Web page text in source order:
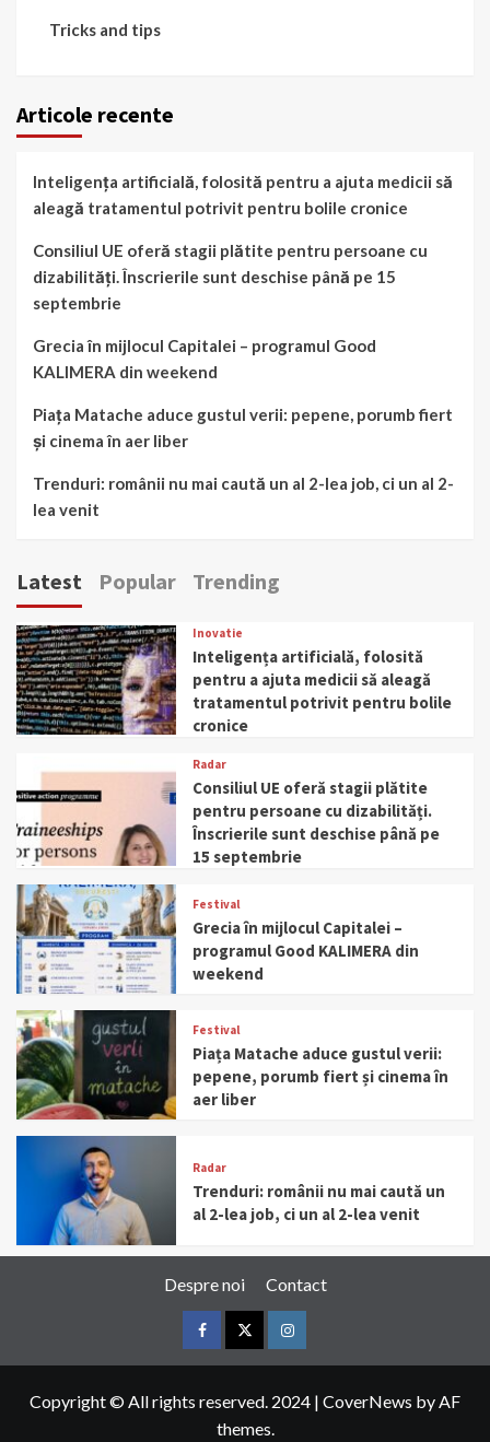
Tricks and tips
Articole recente
Inteligența artificială, folosită pentru a ajuta medicii să
aleagă tratamentul potrivit pentru bolile cronice
Consiliul UE oferă stagii plătite pentru persoane cu
dizabilități. Înscrierile sunt deschise până pe 15
septembrie
Grecia în mijlocul Capitalei – programul Good
KALIMERA din weekend
Piața Matache aduce gustul verii: pepene, porumb fiert
și cinema în aer liber
Trenduri: românii nu mai caută un al 2-lea job, ci un al 2-
lea venit
Latest Popular Trending
Inovatie
Inteligența artificială, folosită
pentru a ajuta medicii să aleagă
tratamentul potrivit pentru bolile
cronice
Radar
Consiliul UE oferă stagii plătite
pentru persoane cu dizabilități.
Înscrierile sunt deschise până pe
15 septembrie
Festival
Grecia în mijlocul Capitalei –
programul Good KALIMERA din
weekend
Festival
Piața Matache aduce gustul verii:
pepene, porumb fiert și cinema în
aer liber
Radar
Trenduri: românii nu mai caută un
al 2-lea job, ci un al 2-lea venit
Despre noi Contact
FacebookTwitterInstagram
Copyright © All rights reserved. 2024 | CoverNews by AF
themes.